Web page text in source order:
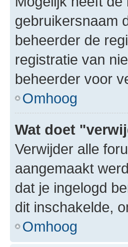
gebruikersnaam
beheerder de
registratie van
beheerder voor
Omhoog
Wat doet
Verwijder alle
aangemaakt
dat je ingelogd
dit inschakelde,
Omhoog